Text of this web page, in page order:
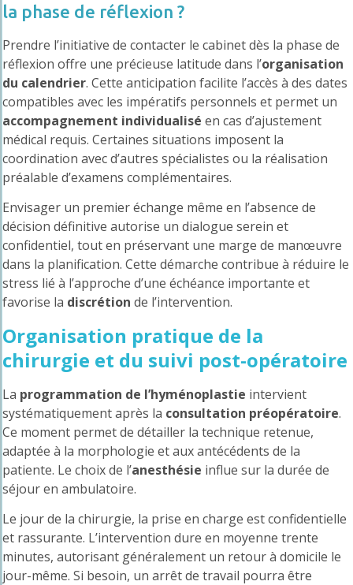
la phase de réflexion ?
Prendre l’initiative de contacter le cabinet dès la phase de
réflexion offre une précieuse latitude dans l’organisation
du calendrier. Cette anticipation facilite l’accès à des dates
compatibles avec les impératifs personnels et permet un
accompagnement individualisé en cas d’ajustement
médical requis. Certaines situations imposent la
coordination avec d’autres spécialistes ou la réalisation
préalable d’examens complémentaires.
Envisager un premier échange même en l’absence de
décision définitive autorise un dialogue serein et
confidentiel, tout en préservant une marge de manœuvre
dans la planification. Cette démarche contribue à réduire le
stress lié à l’approche d’une échéance importante et
favorise la discrétion de l’intervention.
Organisation pratique de la
chirurgie et du suivi post-opératoire
La programmation de l’hyménoplastie intervient
systématiquement après la consultation préopératoire.
Ce moment permet de détailler la technique retenue,
adaptée à la morphologie et aux antécédents de la
patiente. Le choix de l’anesthésie influe sur la durée de
séjour en ambulatoire.
Le jour de la chirurgie, la prise en charge est confidentielle
et rassurante. L’intervention dure en moyenne trente
minutes, autorisant généralement un retour à domicile le
jour-même. Si besoin, un arrêt de travail pourra être